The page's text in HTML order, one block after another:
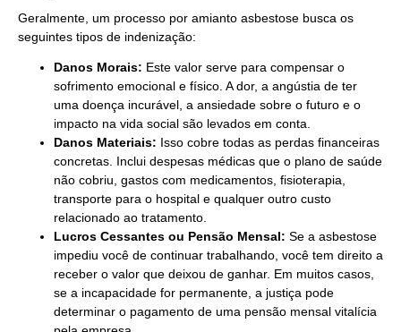
Geralmente, um processo por amianto asbestose busca os
seguintes tipos de indenização:
Danos Morais: Este valor serve para compensar o
sofrimento emocional e físico. A dor, a angústia de ter
uma doença incurável, a ansiedade sobre o futuro e o
impacto na vida social são levados em conta.
Danos Materiais: Isso cobre todas as perdas financeiras
concretas. Inclui despesas médicas que o plano de saúde
não cobriu, gastos com medicamentos, fisioterapia,
transporte para o hospital e qualquer outro custo
relacionado ao tratamento.
Lucros Cessantes ou Pensão Mensal: Se a asbestose
impediu você de continuar trabalhando, você tem direito a
receber o valor que deixou de ganhar. Em muitos casos,
se a incapacidade for permanente, a justiça pode
determinar o pagamento de uma pensão mensal vitalícia